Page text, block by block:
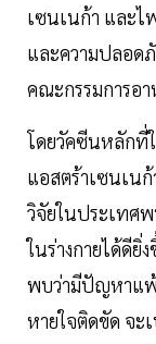
เซนเนก้า และไ
และความปลอด
คณะกรรมการอา
โดยวัคซีนหลักที่
แอสตร้าเซนเน
วิจัยในประเทศ
ในร่างกายได้ดียิ่
พบว่ามีปัญหาแพ้
หายใจติดขัด จ